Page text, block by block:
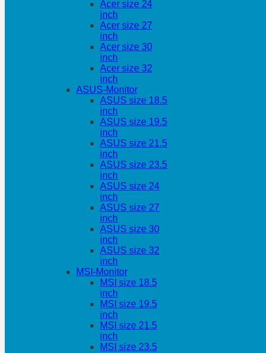
Acer size 24
inch
Acer size 27
inch
Acer size 30
inch
Acer size 32
inch
ASUS-Monitor
ASUS size 18.5
inch
ASUS size 19.5
inch
ASUS size 21.5
inch
ASUS size 23.5
inch
ASUS size 24
inch
ASUS size 27
inch
ASUS size 30
inch
ASUS size 32
inch
MSI-Monitor
MSI size 18.5
inch
MSI size 19.5
inch
MSI size 21.5
inch
MSI size 23.5